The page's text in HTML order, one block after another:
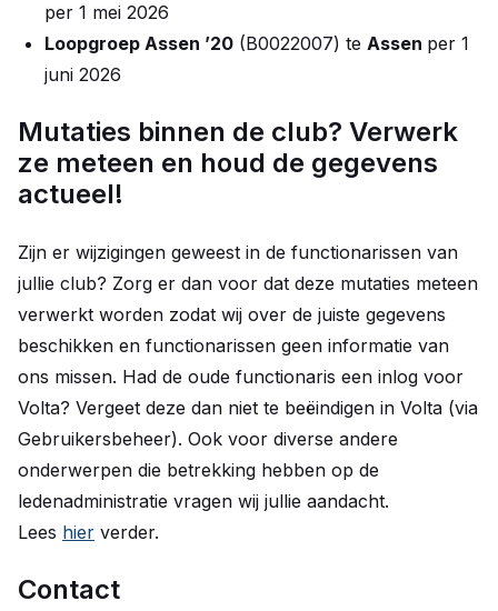
per 1 mei 2026
Loopgroep Assen ’20 (B0022007) te Assen per 1
juni 2026
Mutaties binnen de club? Verwerk
ze meteen en houd de gegevens
actueel!
Zijn er wijzigingen geweest in de functionarissen van
jullie club? Zorg er dan voor dat deze mutaties meteen
verwerkt worden zodat wij over de juiste gegevens
beschikken en functionarissen geen informatie van
ons missen. Had de oude functionaris een inlog voor
Volta? Vergeet deze dan niet te beëindigen in Volta (via
Gebruikersbeheer). Ook voor diverse andere
onderwerpen die betrekking hebben op de
ledenadministratie vragen wij jullie aandacht.
Lees hier verder.
Contact